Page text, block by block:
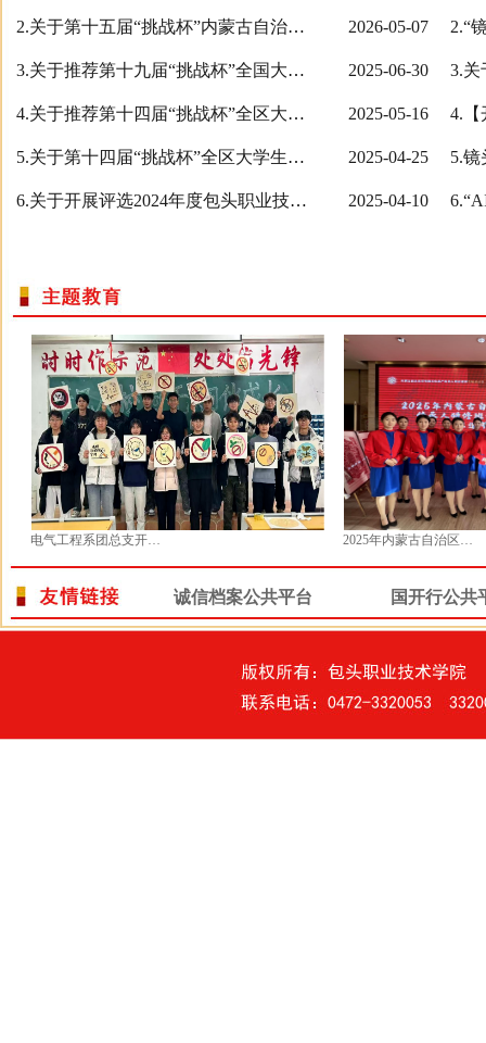
2026-05-07
2.关于第十五届“挑战杯”内蒙古自治区大学生创业计划竞赛暨包头职业技术学院 第十三届“挑战杯”大学生创业计划竞赛获奖作品的公示
2025-06-30
3.关于推荐第十九届“挑战杯”全国大学生课外学术科技作品竞赛“人工智能+”应用赛的公示
2025-05-16
4.关于推荐第十四届“挑战杯”全区大学生课外学术科技作品竞赛的公示
2025-04-25
5.关于第十四届“挑战杯”全区大学生课外学术科技作品竞赛暨包头职业技术学院第十二届“挑战杯”大学生课外学术科技作品竞赛获奖作品的公示
2025-04-10
6.关于开展评选2024年度包头职业技术学院 共青团先进集体、先进个人的通知
电气工程系团总支开展“烟焰双禁，文明校园共践行”综合实践活动 2025年内蒙古自治区剪纸非遗项目传承人研修班结业成果展示暨非遗节目展演
诚信档案公共平台 国开行公共